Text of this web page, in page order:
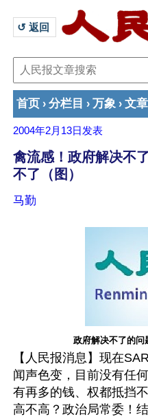
↺ 返回
首页 › 分栏目 › 万象 › 文章
2004年2月13日 发表
禽流感！政府解决不
不了（图）
马勤
政府解决不了的问
【人民报消息】现在
闻声色变，目前没有任
有再多的钱、权都抵挡
高不高？政治局常委！